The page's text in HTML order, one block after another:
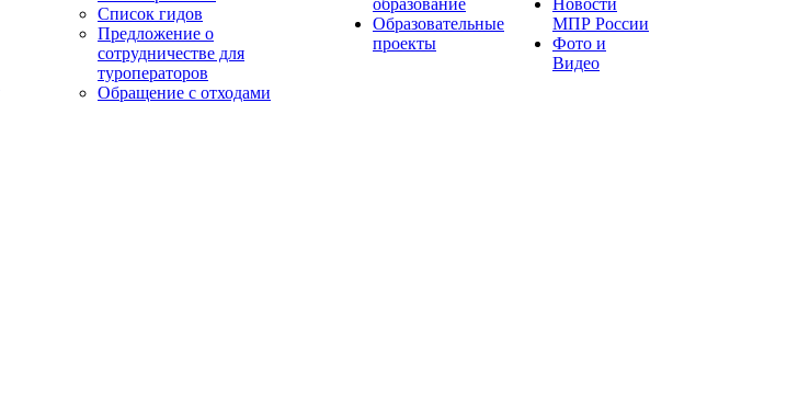
Список гидов
Предложение о
сотрудничестве для
туроператоров
Обращение с отходами
образование
Образовательные
проекты
Новости
МПР России
Фото и
Видео